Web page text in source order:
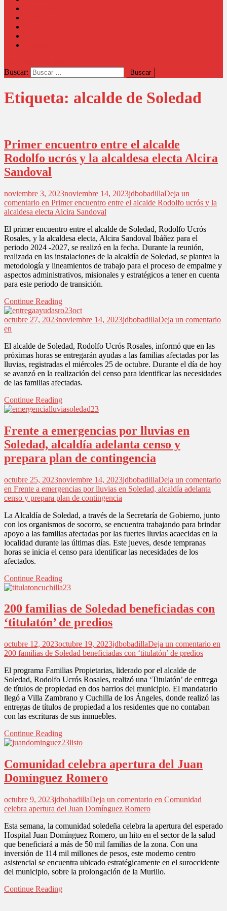
Buscar:
Etiqueta: alcalde de Soledad
Primer encuentro entre el alcalde
Rodolfo ucrós y la alcaldesa electa Alcira
Sandoval
noviembre 3, 2023noviembre 14, 2023jdbobadillaDeja un
comentario en Primer encuentro entre el alcalde Rodolfo ucrós y la
alcaldesa electa Alcira Sandoval
El primer encuentro entre el alcalde de Soledad, Rodolfo Ucrós
Rosales, y la alcaldesa electa, Alcira Sandoval Ibáñez para el
periodo 2024 -2027, se realizó en la fecha. Durante la reunión,
realizada en las instalaciones de la alcaldía de Soledad, se plantea la
metodología y lineamientos de trabajo para el proceso de empalme y
aspectos administrativos, misionales y estratégicos a tener en cuenta
para este periodo de transición.
Continue Reading
octubre 27, 2023noviembre 14, 2023jdbobadillaDeja un comentario
en
El alcalde de Soledad, Rodolfo Ucrós Rosales, informó que en las
próximas horas se entregarán ayudas a las familias afectadas por las
lluvias, registradas el miércoles 25 de octubre. Durante el día de hoy
se avanzó en la realización del censo para identificar las necesidades
de las familias afectadas.
Continue Reading
Frente a emergencias por lluvias en
Soledad, alcaldía adelanta censo y
prepara plan de contingencia
octubre 25, 2023noviembre 14, 2023jdbobadillaDeja un comentario
en Frente a emergencias por lluvias en Soledad, alcaldía adelanta
censo y prepara plan de contingencia
La Alcaldía de Soledad, a través de la Secretaría de Gobierno, junto
con los organismos de socorro, se encuentra trabajando para brindar
apoyo a las familias afectadas por las fuertes lluvias acaecidas en la
localidad durante las últimas días. Este jueves, desde tempranas
horas se inicia el censo para identificar las necesidades de los
afectados.
Continue Reading
200 familias de Soledad beneficiadas con
‘titulatón’ de predios
octubre 12, 2023octubre 19, 2023jdbobadillaDeja un comentario en
200 familias de Soledad beneficiadas con ‘titulatón’ de predios
El programa Familias Propietarias, liderado por el alcalde de
Soledad, Rodolfo Ucrós Rosales, realizó una ‘Titulatón’ de entrega
de títulos de propiedad en dos barrios del municipio. El mandatario
llegó a Villa Zambrano y Cuchilla de los Ángeles, donde realizó las
entregas de títulos de propiedad a los residentes que no contaban
con las escrituras de sus inmuebles.
Continue Reading
Comunidad celebra apertura del Juan
Domínguez Romero
octubre 9, 2023jdbobadillaDeja un comentario en Comunidad
celebra apertura del Juan Domínguez Romero
Esta semana, la comunidad soledeña celebra la apertura del esperado
Hospital Juan Domínguez Romero, un hito en el sector de la salud
que beneficiará a más de 50 mil familias de la zona. Con una
inversión de 114 mil millones de pesos, este moderno centro
asistencial se encuentra ubicado estratégicamente en el suroccidente
del municipio, sobre la prolongación de la Murillo.
Continue Reading